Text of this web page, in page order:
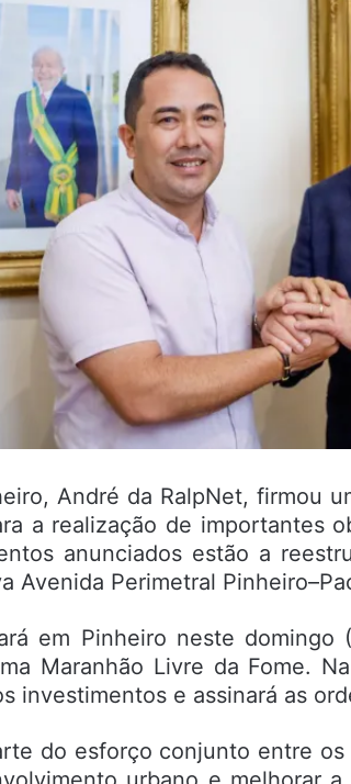
André da RalpNet, firmou
a realização de importantes
anunciados estão a
Avenida Perimetral
em Pinheiro neste
Maranhão Livre da Fome.
investimentos e assinará as
do esforço conjunto entre